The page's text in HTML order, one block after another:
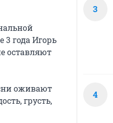
года Игорь
оставляют
оживают
грусть,
3
4